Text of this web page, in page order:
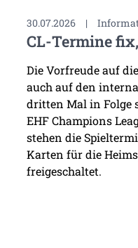
30.07.2026 |
CL-Termine
Die Vorfreude auf
auch auf den
dritten Mal in Folge
EHF Champions
stehen die
Karten für die
freigeschaltet.